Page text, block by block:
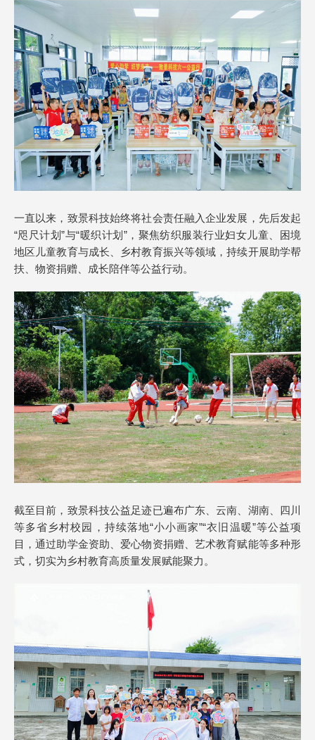
一直以来，致景科技始终将社会责任融入企业发展，先后发起
“咫尺计划”与“暖织计划”，聚焦纺织服装行业妇女儿童、困境
地区儿童教育与成长、乡村教育振兴等领域，持续开展助学帮
扶、物资捐赠、成长陪伴等公益行动。
截至目前，致景科技公益足迹已遍布广东、云南、湖南、四川
等多省乡村校园，持续落地“小小画家”“衣旧温暖”等公益项
目，通过助学金资助、爱心物资捐赠、艺术教育赋能等多种形
式，切实为乡村教育高质量发展赋能聚力。